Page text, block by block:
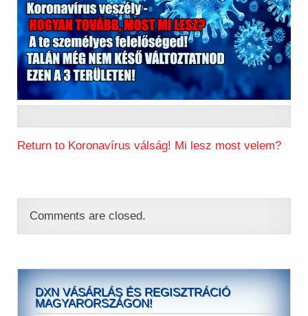
Return to Koronavírus válság! Mi lesz most velem?
Comments are closed.
DXN VÁSÁRLÁS ÉS REGISZTRÁCIÓ
MAGYARORSZÁGON!